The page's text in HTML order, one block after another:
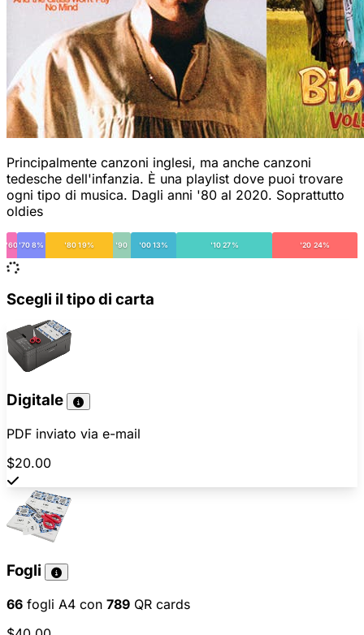
Principalmente canzoni inglesi, ma anche canzoni
tedesche dell'infanzia. È una playlist dove puoi trovare
ogni tipo di musica. Dagli anni '80 al 2020. Soprattutto
oldies
'60 '70 8% '80 19% '90 '00 13% '10 27% '20 24%
Scegli il tipo di carta
Digitale
PDF inviato via e-mail
$20.00
Fogli
66 fogli A4 con 789 QR cards